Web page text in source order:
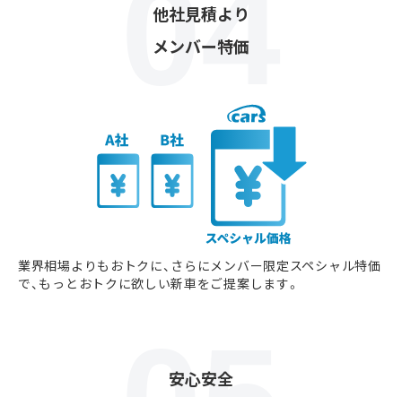
他社見積より
メンバー特価
業界相場よりもおトクに、さらにメンバー限定スペシャル特価
で、もっとおトクに欲しい新車をご提案します。
安心安全